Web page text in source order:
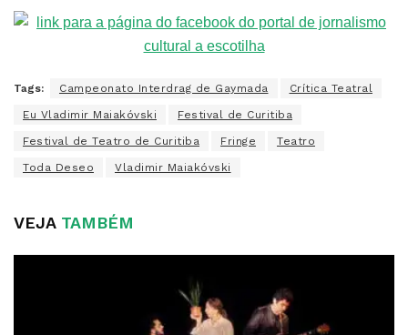
Tags: Campeonato Interdrag de Gaymada Crítica Teatral
Eu Vladimir Maiakóvski Festival de Curitiba
Festival de Teatro de Curitiba Fringe Teatro
Toda Deseo Vladimir Maiakóvski
VEJATAMBÉM